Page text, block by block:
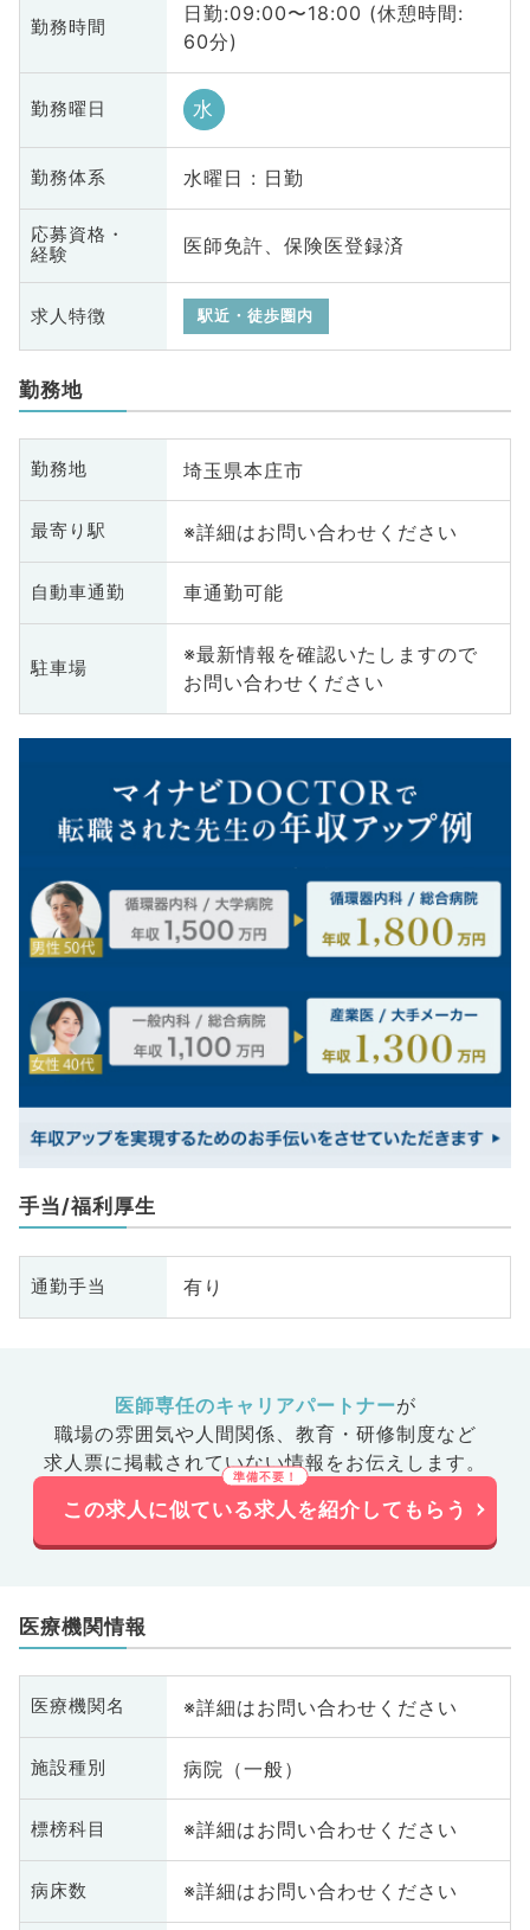
勤務時間
日勤:09:00〜18:00 (休憩時間:
60分)
勤務曜日 水
勤務体系 水曜日 : 日勤
応募資格・
経験
医師免許、保険医登録済
求人特徴 駅近・徒歩圏内
勤務地
勤務地 埼玉県本庄市
最寄り駅 ※詳細はお問い合わせください
自動車通勤 車通勤可能
駐車場
※最新情報を確認いたしますので
お問い合わせください
手当/福利厚生
通勤手当 有り
医師専任のキャリアパートナーが
職場の雰囲気や人間関係、 教育・研修制度など
求人票に掲載されていない情報をお伝えします。
この求人に似ている求人を紹介してもらう
医療機関情報
医療機関名 ※詳細はお問い合わせください
施設種別 病院（一般）
標榜科目 ※詳細はお問い合わせください
病床数 ※詳細はお問い合わせください